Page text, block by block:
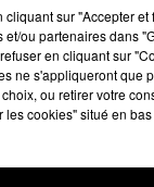
14 sec
TARN DU
SUD TARN
sur "Accepter et
ou partenaires dans
en cliquant sur
ne s'appliqueront que
ou retirer votre
les cookies" situé en